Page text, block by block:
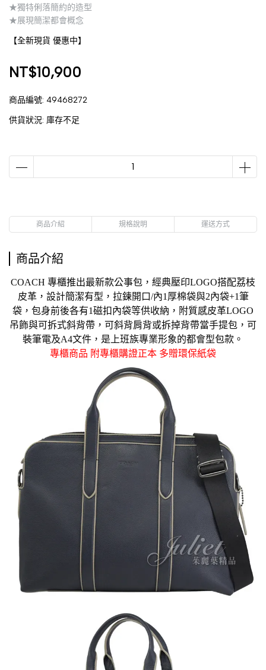
★獨特俐落簡約的造型
★展現簡潔都會概念
【全新現貨 優惠中】
NT$10,900
商品編號: 49468272
供貨狀況: 庫存不足
商品介紹 規格說明 運送方式
商品介紹
COACH 專櫃推出最新款公事包， 經典壓印LOGO搭配荔枝
皮革，設計簡潔有型，拉鍊開口/內1厚棉袋與2內袋+1筆
袋 ，包身前後各有1磁扣 內袋等供收納，附質感皮革LOGO
吊飾與可拆式斜背帶，可斜背肩背或拆掉背帶當手提包，可
裝筆電及A4文件，是上班族專業形象的都會型包款。
專櫃商品 附專櫃購證正本 多贈環保紙袋